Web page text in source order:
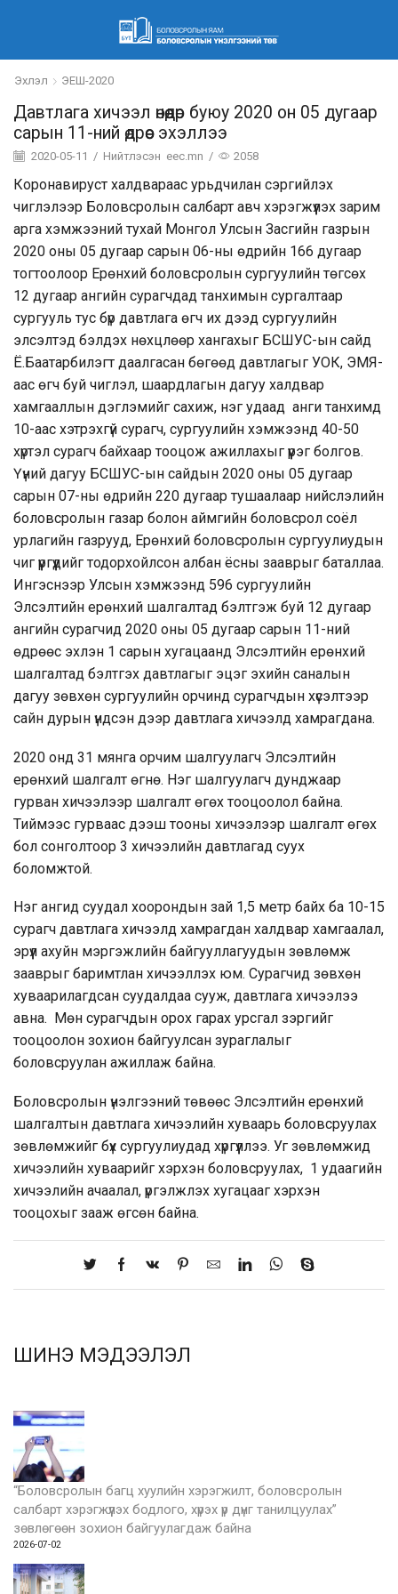
Эхлэл ЭЕШ-2020
Давтлага хичээл өнөөдөр буюу 2020 он 05 дугаар
сарын 11-ний өдрөөс эхэллээ
2020-05-11 / Нийтлэсэн eec.mn / 2058
Коронавируст халдвараас урьдчилан сэргийлэх
чиглэлээр Боловсролын салбарт авч хэрэгжүүлэх зарим
арга хэмжээний тухай Монгол Улсын Засгийн газрын
2020 оны 05 дугаар сарын 06-ны өдрийн 166 дугаар
тогтоолоор Ерөнхий боловсролын сургуулийн төгсөх
12 дугаар ангийн сурагчдад танхимын сургалтаар
сургууль тус бүр давтлага өгч их дээд сургуулийн
элсэлтэд бэлдэх нөхцлөөр хангахыг БСШУС-ын сайд
Ё.Баатарбилэгт даалгасан бөгөөд давтлагыг УОК, ЭМЯ-
аас өгч буй чиглэл, шаардлагын дагуу халдвар
хамгааллын дэглэмийг сахиж, нэг удаад анги танхимд
10-аас хэтрэхгүй сурагч, сургуулийн хэмжээнд 40-50
хүртэл сурагч байхаар тооцож ажиллахыг үүрэг болгов.
Үүний дагуу БСШУС-ын сайдын 2020 оны 05 дугаар
сарын 07-ны өдрийн 220 дугаар тушаалаар нийслэлийн
боловсролын газар болон аймгийн боловсрол соёл
урлагийн газрууд, Ерөнхий боловсролын сургуулиудын
чиг үүргүүдийг тодорхойлсон албан ёсны зааврыг баталлаа.
Ингэснээр Улсын хэмжээнд 596 сургуулийн
Элсэлтийн ерөнхий шалгалтад бэлтгэж буй 12 дугаар
ангийн сурагчид 2020 оны 05 дугаар сарын 11-ний
өдрөөс эхлэн 1 сарын хугацаанд Элсэлтийн ерөнхий
шалгалтад бэлтгэх давтлагыг эцэг эхийн саналын
дагуу зөвхөн сургуулийн орчинд сурагчдын хүсэлтээр
сайн дурын үндсэн дээр давтлага хичээлд хамрагдана.
2020 онд 31 мянга орчим шалгуулагч Элсэлтийн
ерөнхий шалгалт өгнө. Нэг шалгуулагч дунджаар
гурван хичээлээр шалгалт өгөх тооцоолол байна.
Тиймээс гурваас дээш тооны хичээлээр шалгалт өгөх
бол сонголтоор 3 хичээлийн давтлагад суух
боломжтой.
Нэг ангид суудал хоорондын зай 1,5 метр байх ба 10-15
сурагч давтлага хичээлд хамрагдан халдвар хамгаалал,
эрүүл ахуйн мэргэжлийн байгууллагуудын зөвлөмж
зааврыг баримтлан хичээллэх юм. Сурагчид зөвхөн
хуваарилагдсан суудалдаа сууж, давтлага хичээлээ
авна. Мөн сурагчдын орох гарах урсгал зэргийг
тооцоолон зохион байгуулсан зураглалыг
боловсруулан ажиллаж байна.
Боловсролын үнэлгээний төвөөс Элсэлтийн ерөнхий
шалгалтын давтлага хичээлийн хуваарь боловсруулах
зөвлөмжийг бүх сургуулиудад хүргүүллээ. Уг зөвлөмжид
хичээлийн хуваарийг хэрхэн боловсруулах, 1 удаагийн
хичээлийн ачаалал, үргэлжлэх хугацааг хэрхэн
тооцохыг зааж өгсөн байна.
ШИНЭ МЭДЭЭЛЭЛ
“Боловсролын багц хуулийн хэрэгжилт, боловсролын
салбарт хэрэгжүүлэх бодлого, хүрэх үр дүнг танилцуулах”
зөвлөгөөн зохион байгуулагдаж байна
2026-07-02